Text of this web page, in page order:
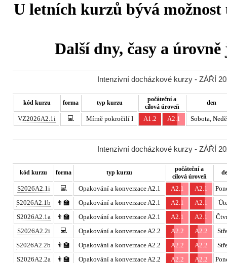
U letních kurzů bývá
Další dny, časy a
Intenzivní docházkové kurzy - ZÁŘÍ
kód kurzu forma typ kurzu
počáteční a
cílová úroveň
den
VZ2026A2.1i 💻 Mírně pokročilí I A1.2 A2.1 Sobota,
Intenzivní docházkové kurzy - ZÁŘÍ
kód kurzu forma typ kurzu
počáteční a
cílová úroveň
S2026A2.1i 💻 Opakování a konverzace A2.1 A2.1 A2.1
S2026A2.1b
👨‍🏫 Opakování a konverzace A2.1 A2.1 A2.1
S2026A2.1a
👨‍🏫 Opakování a konverzace A2.1 A2.1 A2.1
S2026A2.2i
💻 Opakování a konverzace A2.2 A2.2 A2.2
S2026A2.2b
👨‍🏫 Opakování a konverzace A2.2 A2.2 A2.2
S2026A2.2a
👨‍🏫 Opakování a konverzace A2.2 A2.2 A2.2